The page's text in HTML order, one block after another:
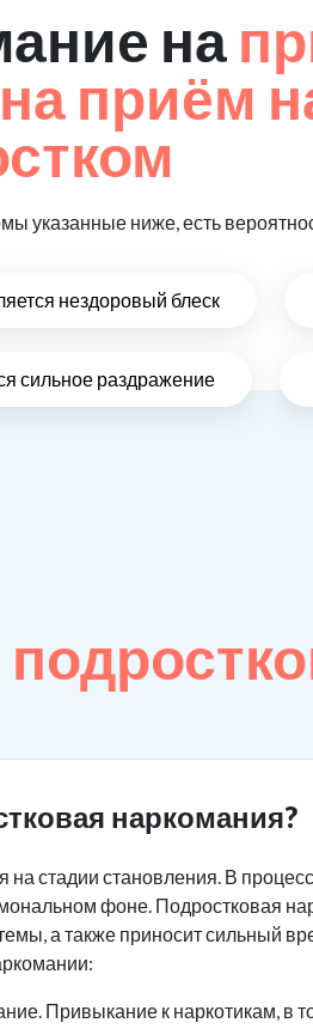
на
приём
указанные ниже, есть
нездоровый блеск
сильное раздражение
наркомания?
на стадии становления. В
фоне. Подростковая
а также приносит сильный
Привыкание к наркотикам, в